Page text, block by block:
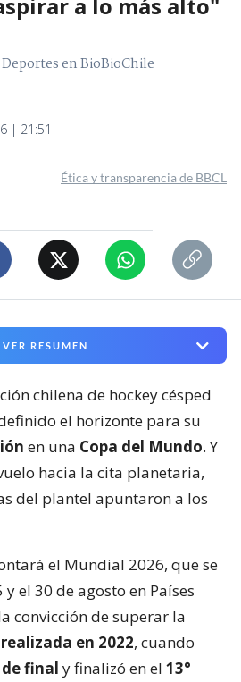
a lo más alto"
en BioBioChile
| 21:51
Ética y transparencia de BBCL
VER RESUMEN
chilena de hockey césped
el horizonte para su
en una Copa del Mundo. Y
hacia la cita planetaria,
del plantel apuntaron a los
el Mundial 2026, que se
el 30 de agosto en Países
convicción de superar la
en 2022, cuando
final y finalizó en el 13°